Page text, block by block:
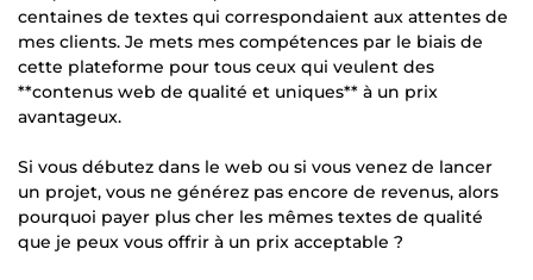
centaines de textes qui correspondaient aux attentes de
mes clients. Je mets mes compétences par le biais de
cette plateforme pour tous ceux qui veulent des
**contenus web de qualité et uniques** à un prix
avantageux.
Si vous débutez dans le web ou si vous venez de lancer
un projet, vous ne générez pas encore de revenus, alors
pourquoi payer plus cher les mêmes textes de qualité
que je peux vous offrir à un prix acceptable ?